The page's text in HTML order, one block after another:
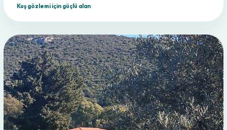
Kuş gözlemi için güçlü alan